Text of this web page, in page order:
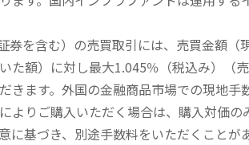
券を含む）の売買取引には、売買金額
た額）に対し最大1.045％（税込み）（
きます。外国の金融商品市場での現地
よりご購入いただく場合は、購入対価
に基づき、別途手数料をいただくこと